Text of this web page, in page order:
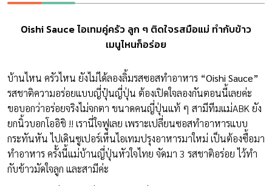
Oishi Sauce ไอเทมคู่ครัว ลูก ๆ ติดใจรสมือแม่ ทำกับข้าว
เมนูไหนก็อร่อย
บ้านไหน ครัวไหน ยังไม่ได้ลองลิ้มรสซอสทำอาหาร “Oishi Sauce”
รสชาติความอร่อยแบบญี่ปุ๋นญี่ปุ่น ต้องเปิดใจลองกันตอนนี้เลยค่ะ
ขอบอกว่าอร่อยจริงไม่จกตา ขนาดคนญี่ปุ่นแท้ ๆ สามีทีมแม่ABK ยัง
ยกนิ้วบอกโออิชิ !! เรานี่ใจฟูเลย เพราะเปลี่ยนซอสทำอาหารแบบ
กระทันหัน ไปเดินซูเปอร์เห็นไอเทมปรุงอาหารมาใหม่ เป็นต้องซื้อมา
ทำอาหาร ครั้งนี้แม่บ้านญี่ปุ่นหัวใจไทย จัดมา 3 รสชาติอร่อย ไว้ทำ
กับข้าวมัดใจลูก และสามีค่ะ